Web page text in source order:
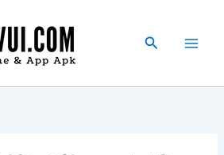
Tìm